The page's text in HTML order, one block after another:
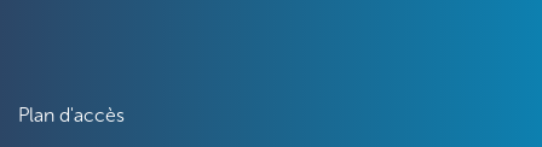
Plan d'accès